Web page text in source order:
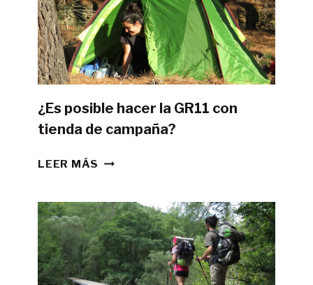
¿Es posible hacer la GR11 con
tienda de campaña?
LEER MÁS ¿ES
LA
GR11
CON
TIENDA
DE